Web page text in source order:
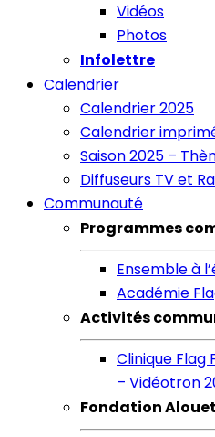
Vidéos
Photos
Infolettre
Calendrier
Calendrier 2025
Calendrier
Saison 2025 –
Diffuseurs TV et
Communauté
Programmes
Ensemble à
Académie
Activités
Clinique Flag
– Vidéotron
Fondation